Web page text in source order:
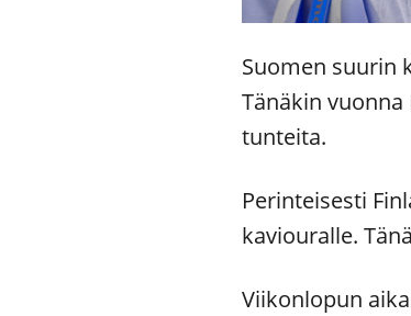
Suomen suurin
Tänäkin
tunteita.
Perinteisesti
kaviouralle.
Viikonlopun